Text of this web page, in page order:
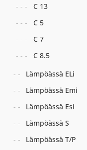
C 13
C 5
C 7
C 8.5
Lämpöässä ELi
Lämpöässä Emi
Lämpöässä Esi
Lämpöässä S
Lämpöässä T/P